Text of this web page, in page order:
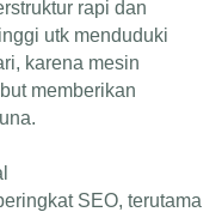
rapi dan
utk menduduki
karena mesin
memberikan
SEO, terutama